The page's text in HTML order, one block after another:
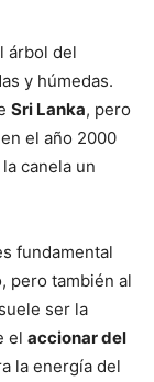
árbol del
y húmedas.
Sri Lanka, pero
el año 2000
canela un
fundamental
pero también al
ser la
el accionar del
la energía del